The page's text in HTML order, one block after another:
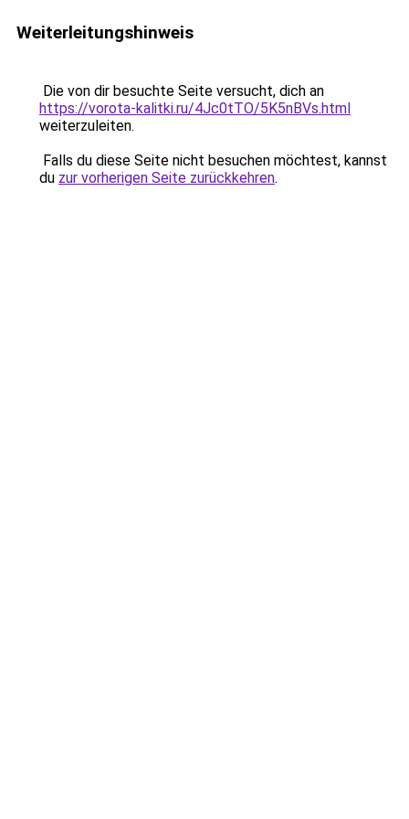
Weiterleitungshinweis
Die von dir besuchte Seite versucht, dich an
https://vorota-kalitki.ru/4Jc0tTO/5K5nBVs.html
weiterzuleiten.
Falls du diese Seite nicht besuchen möchtest, kannst
du zur vorherigen Seite zurückkehren.